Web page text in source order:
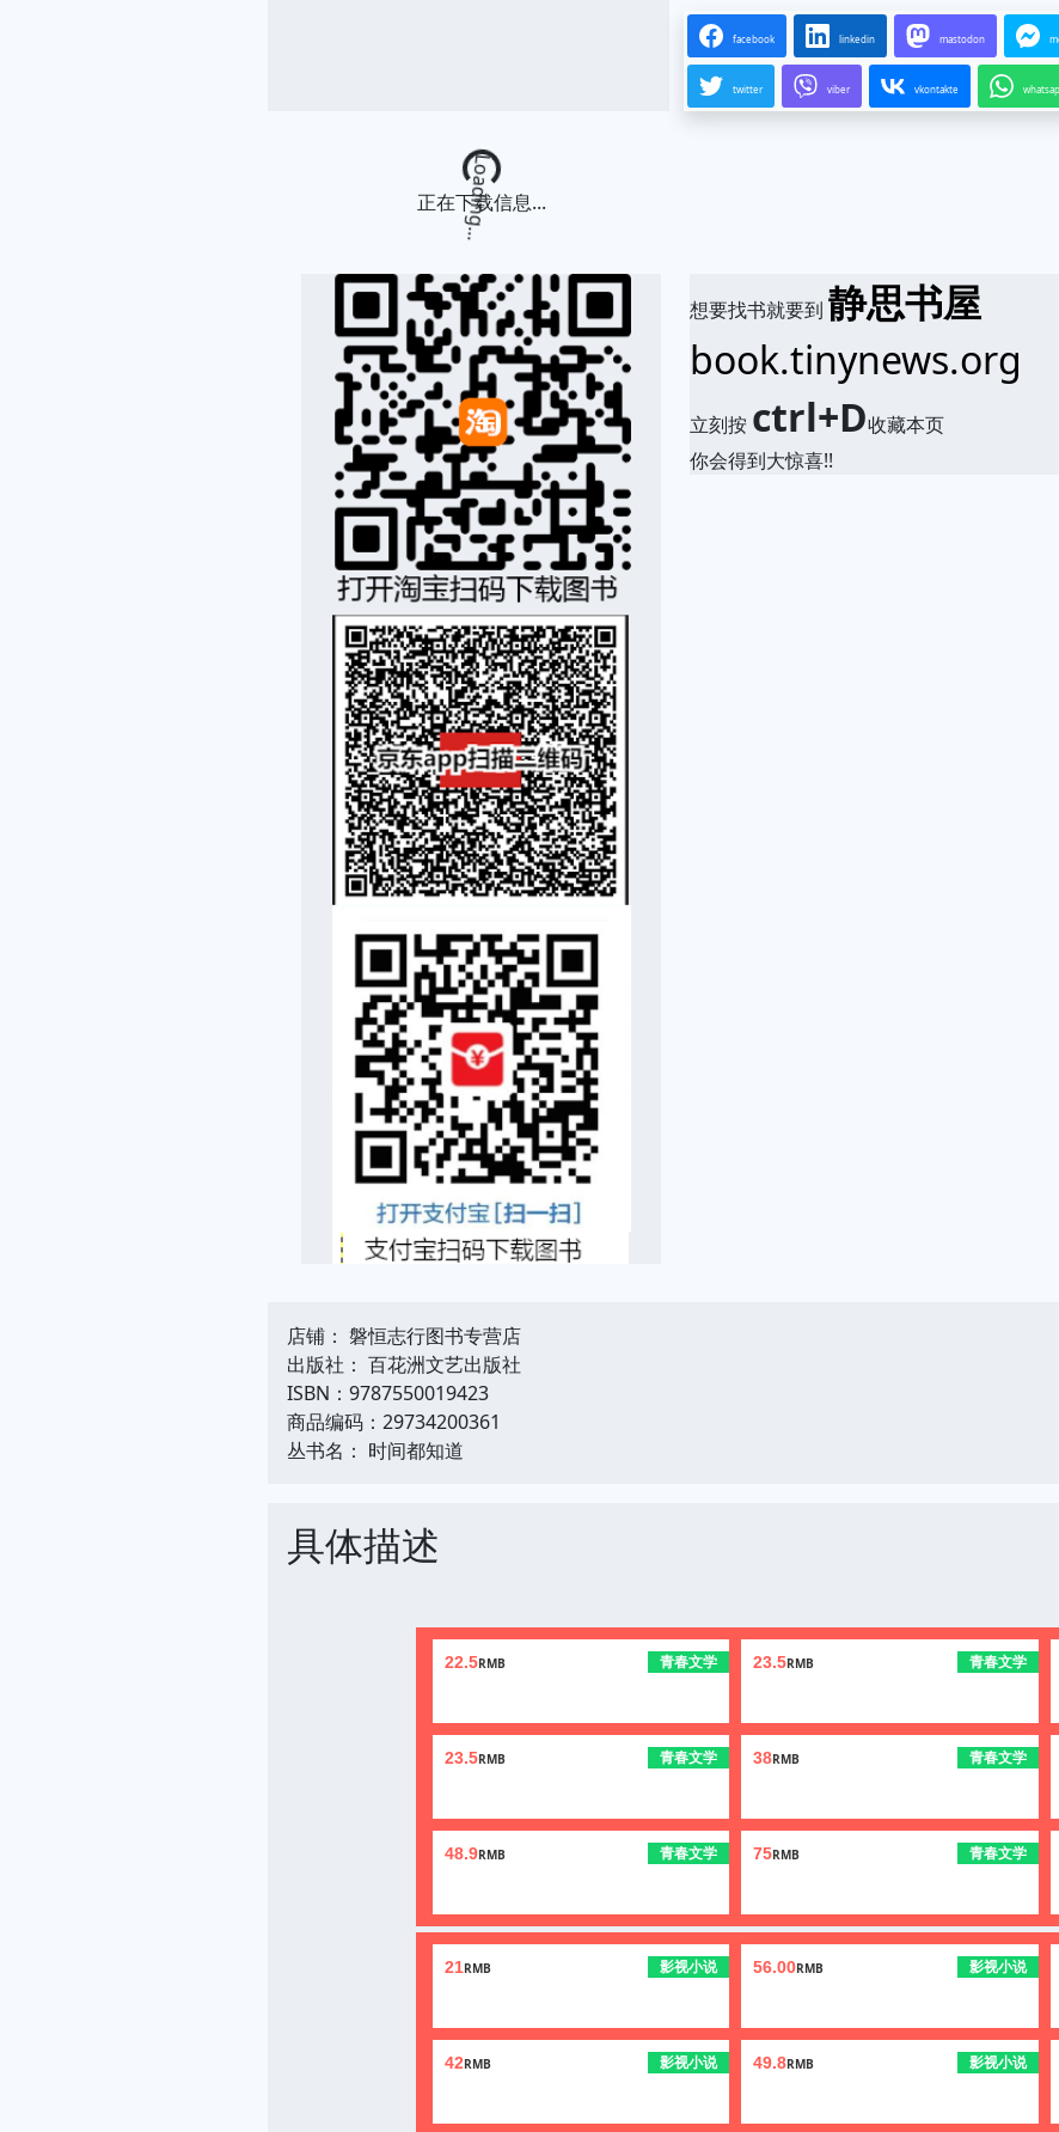
facebook linkedin mastodon
twitter viber vkontakte
Loading...
正在下载信息...
想要找书就要到静思书屋
book.tinynews.org
立刻按 ctrl+D收藏本页
你会得到大惊喜!!
店铺： 磐恒志行图书专营店
出版社： 百花洲文艺出版社
ISBN：9787550019423
商品编码：29734200361
丛书名： 时间都知道
具体描述
22.5RMB 青春文学 23.5RMB 青春文学
23.5RMB 青春文学 38RMB 青春文学
48.9RMB 青春文学 75RMB 青春文学
21RMB 影视小说 56.00RMB 影视小说
42RMB 影视小说 49.8RMB 影视小说